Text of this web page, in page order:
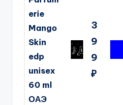
erie
Mango
Skin
edp
unisex
60 ml
ОАЭ
3
9
9
₽